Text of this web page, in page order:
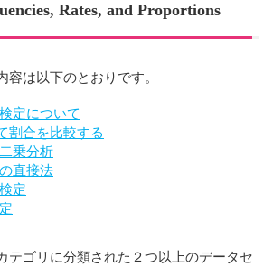
Rates, and Proportions
容は以下のとおりです。
定について
割合を比較する
乗分析
直接法
定
テゴリに分類された２つ以上のデータセ